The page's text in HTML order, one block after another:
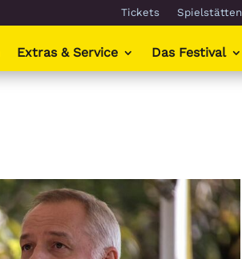
Tickets Spielstätten
Extras & Service Das Festival